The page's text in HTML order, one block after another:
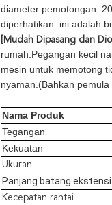
diameter pemotongan:
diperhatikan: ini adalah
[Mudah Dipasang dan
rumah.Pegangan kecil
mesin untuk memotong
nyaman.(Bahkan
Nama Produk
Tegangan
Kekuatan
Ukuran
Panjang batang ekstensi
Kecepatan rantai